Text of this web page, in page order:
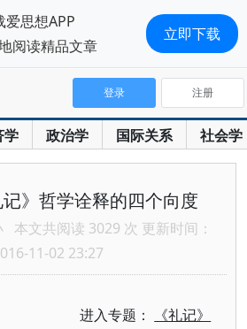
学 政治学 国际关系 社会学
登录 注册
》哲学诠释的四个向度
本文共阅读 3029 次 更新时间：
11-02 23:27
进入专题： 《礼记》
爱思想APP
阅读精品文章
立即下载